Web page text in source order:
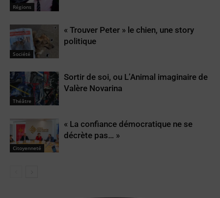
Régions
Société
« Trouver Peter » le chien, une story
politique
Théâtre
Sortir de soi, ou L’Animal imaginaire de
Valère Novarina
Citoyenneté
« La confiance démocratique ne se
décrète pas… »